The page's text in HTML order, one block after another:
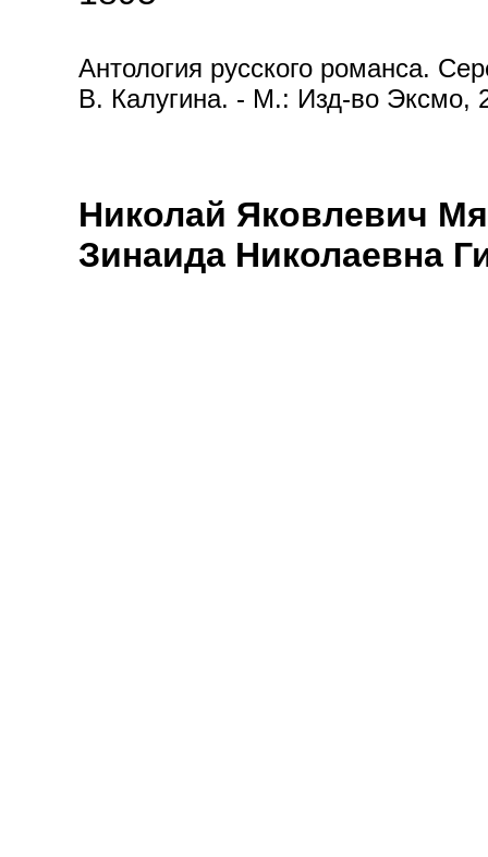
Антология русского романса.
В. Калугина. - М.: Изд-во Эксмо,
Николай Яковлевич
Зинаида Николаевна